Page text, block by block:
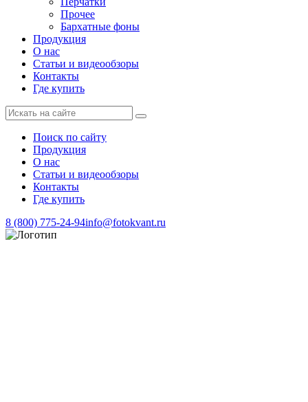
Прочее
Бархатные фоны
Продукция
О нас
Статьи и видеообзоры
Контакты
Где купить
Поиск по сайту
Продукция
О нас
Статьи и видеообзоры
Контакты
Где купить
8 (800) 775-24-94info@fotokvant.ru